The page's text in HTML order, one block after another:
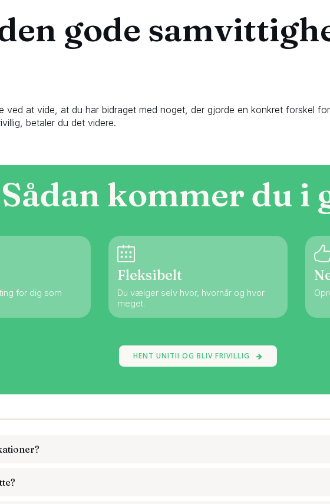
gode
at vide, at du har bidraget med noget, der gjorde en konkret forskel
betaler du det videre.
Sådan kommer du i
for dig som
Fleksibelt
Du vælger selv hvor, hvornår og hvor
meget.
HENT UNITII OG BLIV FRIVILLIG